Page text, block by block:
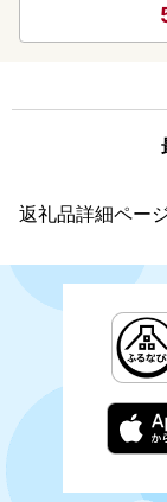
返礼品詳細ペー